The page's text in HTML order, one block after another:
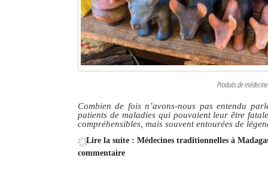
Produits de
Combien de fois n’avons-nous pas entendu
patients de maladies qui pouvaient leur être
compréhensibles, mais souvent entourées de
Lire la suite : Médecines traditionnelles à
commentaire